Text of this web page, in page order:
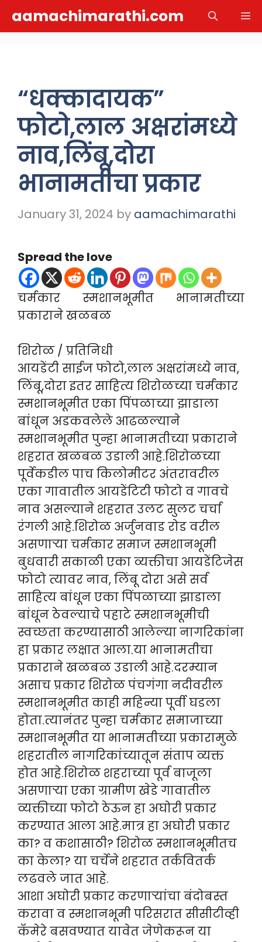
aamachimarathi.com
“धक्कादायक”
फोटो,लाल अक्षरांमध्ये
नाव,लिंबू,दोरा
भानामतीचा प्रकार
January 31, 2024 by aamachimarathi
Spread the love
चर्मकार स्मशानभूमीत भानामतीच्या
प्रकाराने खळबळ
शिरोळ / प्रतिनिधी
आयडेंटी साईज फोटो,लाल अक्षरांमध्ये नाव,
लिंबू,दोरा इतर साहित्य शिरोळच्या चर्मकार
स्मशानभूमीत एका पिंपळाच्या झाडाला
बांधून अडकवलेले आढळल्याने
स्मशानभूमीत पुन्हा भानामतीच्या प्रकाराने
शहरात खळबळ उडाली आहे.शिरोळच्या
पूर्वेकडील पाच किलोमीटर अंतरावरील
एका गावातील आयडेंटिटी फोटो व गावचे
नाव असल्याने शहरात उलट सुलट चर्चा
रंगली आहे.शिरोळ अर्जुनवाड रोड वरील
असणाऱ्या चर्मकार समाज स्मशानभूमी
बुधवारी सकाळी एका व्यक्तीचा आयडेंटिजेस
फोटो त्यावर नाव, लिंबू दोरा असे सर्व
साहित्य बांधून एका पिंपळाच्या झाडाला
बांधून ठेवल्याचे पहाटे स्मशानभूमीची
स्वच्छता करण्यासाठी आलेल्या नागरिकांना
हा प्रकार लक्षात आला.या भानामतीचा
प्रकाराने खळबळ उडाली आहे.दरम्यान
असाच प्रकार शिरोळ पंचगंगा नदीवरील
स्मशानभूमीत काही महिन्या पूर्वी घडला
होता.त्यानंतर पुन्हा चर्मकार समाजाच्या
स्मशानभूमीत या भानामतीच्या प्रकारामुळे
शहरातील नागरिकांच्यातून संताप व्यक्त
होत आहे.शिरोळ शहराच्या पूर्व बाजूला
असणाऱ्या एका ग्रामीण खेडे गावातील
व्यक्तीच्या फोटो ठेऊन हा अघोरी प्रकार
करण्यात आला आहे.मात्र हा अघोरी प्रकार
का? व कशासाठी? शिरोळ स्मशानभूमीतच
का केला? या चर्चेने शहरात तर्कवितर्क
लढवले जात आहे.
आशा अघोरी प्रकार करणाऱ्यांचा बंदोबस्त
करावा व स्मशानभूमी परिसरात सीसीटीव्ही
कॅमेरे बसवण्यात यावेत जेणेकरून या